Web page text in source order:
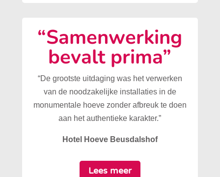
“Samenwerking
bevalt prima”
“De grootste uitdaging was het verwerken
van de noodzakelijke installaties in de
monumentale hoeve zonder afbreuk te doen
aan het authentieke karakter.”
Hotel Hoeve Beusdalshof
Lees meer